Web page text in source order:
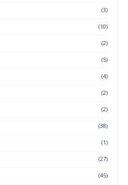
(3)
(10)
(2)
(5)
(4)
(2)
(2)
(38)
(1)
(27)
(45)